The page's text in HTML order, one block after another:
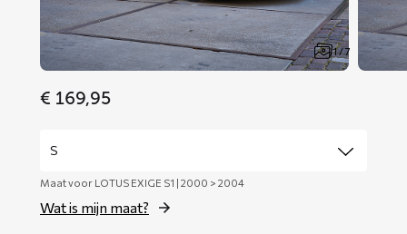
1 / 7
€ 169,95
Maat voor LOTUS EXIGE S1 | 2000 > 2004
Wat is mijn maat?